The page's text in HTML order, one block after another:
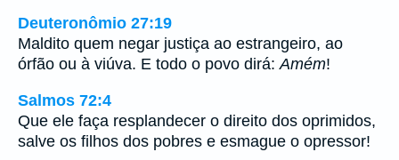
Deuteronômio 27:19
Maldito quem negar justiça ao estrangeiro, ao
órfão ou à viúva. E todo o povo dirá: Amém!
Salmos 72:4
Que ele faça resplandecer o direito dos oprimidos,
salve os filhos dos pobres e esmague o opressor!